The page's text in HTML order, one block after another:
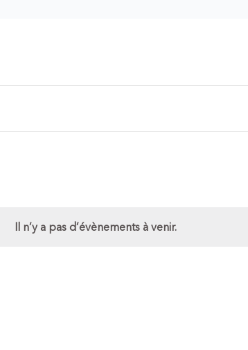
Il n’y a pas d’évènements à venir.